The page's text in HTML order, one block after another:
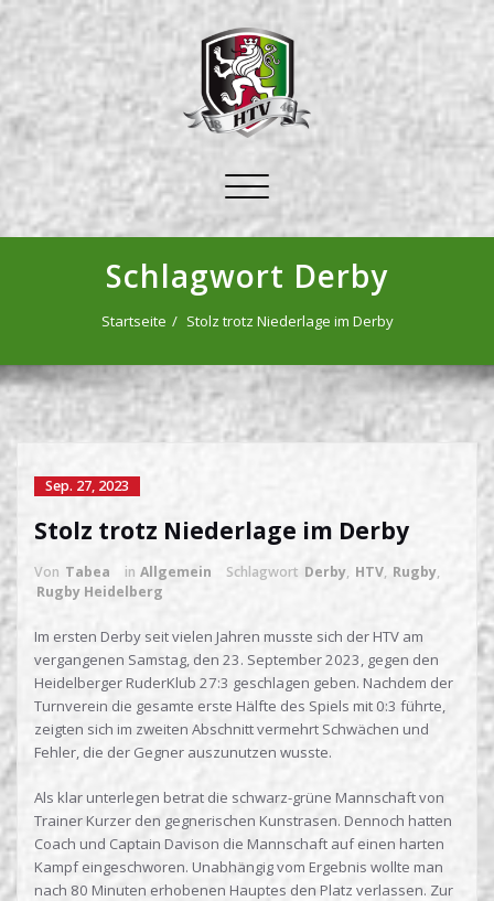
Schalte
Navigation
Schlagwort Derby
Startseite Stolz trotz Niederlage im Derby
Sep. 27, 2023
Stolz trotz Niederlage im Derby
Von Tabea in Allgemein Schlagwort Derby, HTV, Rugby,
Rugby Heidelberg
Im ersten Derby seit vielen Jahren musste sich der HTV am
vergangenen Samstag, den 23. September 2023, gegen den
Heidelberger RuderKlub 27:3 geschlagen geben. Nachdem der
Turnverein die gesamte erste Hälfte des Spiels mit 0:3 führte,
zeigten sich im zweiten Abschnitt vermehrt Schwächen und
Fehler, die der Gegner auszunutzen wusste.
Als klar unterlegen betrat die schwarz-grüne Mannschaft von
Trainer Kurzer den gegnerischen Kunstrasen. Dennoch hatten
Coach und Captain Davison die Mannschaft auf einen harten
Kampf eingeschworen. Unabhängig vom Ergebnis wollte man
nach 80 Minuten erhobenen Hauptes den Platz verlassen. Zur